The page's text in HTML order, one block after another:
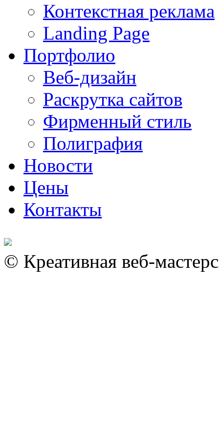
Контекстная реклама
Landing Page
Портфолио
Веб-дизайн
Раскрутка сайтов
Фирменный стиль
Полиграфия
Новости
Цены
Контакты
© Креативная веб-